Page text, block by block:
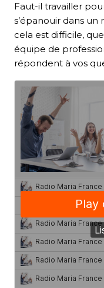
Faut-il travailler
s’épanouir dans
cela est difficile,
équipe de
répondent à vos